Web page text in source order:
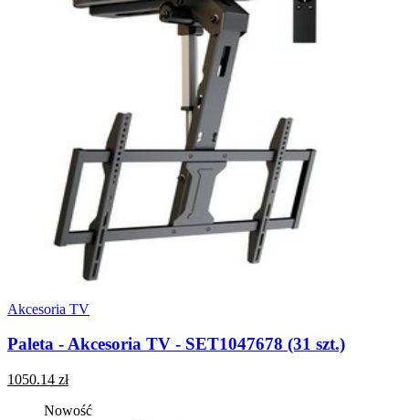
Akcesoria TV
Paleta - Akcesoria TV - SET1047678 (31 szt.)
1050.14 zł
Nowość